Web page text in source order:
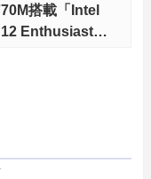
搭載「Intel
Enthusiast